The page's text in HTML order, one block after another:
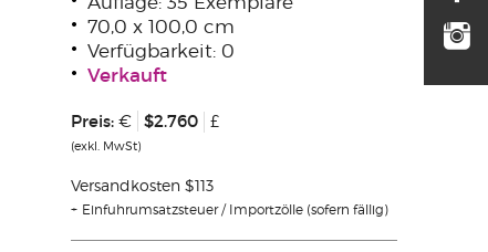
70,0 x 100,0 cm
Verfügbarkeit: 0
Verkauft
Preis: € $2.760 £
(exkl. MwSt)
Versandkosten $113
Einfuhrumsatzsteuer / Importzölle (sofern fällig)